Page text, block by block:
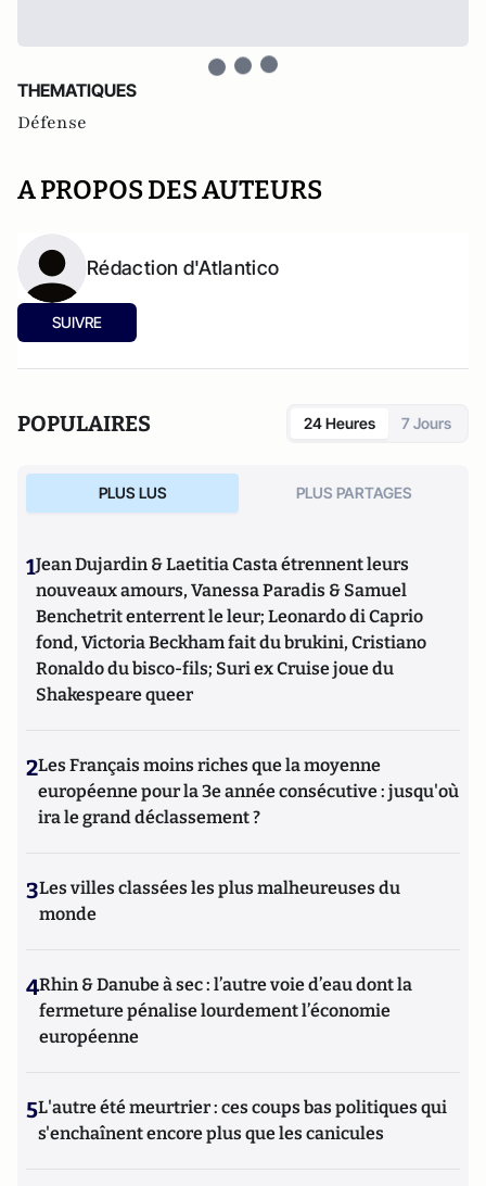
THEMATIQUES
Défense
A PROPOS DES AUTEURS
Rédaction d'Atlantico
SUIVRE
POPULAIRES 24 Heures 7 Jours
PLUS LUS PLUS PARTAGES
1Jean Dujardin & Laetitia Casta étrennent leurs
nouveaux amours, Vanessa Paradis & Samuel
Benchetrit enterrent le leur; Leonardo di Caprio
fond, Victoria Beckham fait du brukini, Cristiano
Ronaldo du bisco-fils; Suri ex Cruise joue du
Shakespeare queer
2Les Français moins riches que la moyenne
européenne pour la 3e année consécutive : jusqu'où
ira le grand déclassement ?
3Les villes classées les plus malheureuses du
monde
4Rhin & Danube à sec : l’autre voie d’eau dont la
fermeture pénalise lourdement l’économie
européenne
5L'autre été meurtrier : ces coups bas politiques qui
s'enchaînent encore plus que les canicules